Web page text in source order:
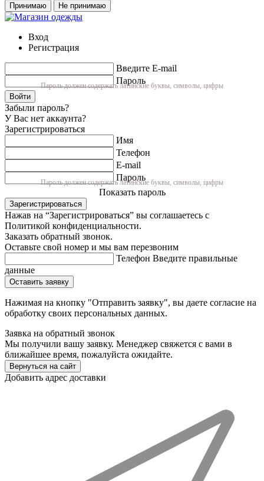
Принимаю Не принимаю
Вход
Регистрация
Введите E-mail
Пароль
Пароль должен содержать латинские буквы, символы, цифры
Войти
Забыли пароль?
У Вас нет аккаунта?
Зарегистрироваться
Имя
Телефон
E-mail
Пароль
Пароль должен содержать латинские буквы, символы, цифры
Показать пароль
Зарегистрироваться
Нажав на “Зарегистрироваться” вы соглашаетесь с
Политикой конфиденциальности.
Заказать обратный звонок.
Оставьте свой номер и мы вам перезвоним
Телефон Введите правильные
данные
Оставить заявку
Нажимая на кнопку "Отправить заявку", вы даете согласие на
обработку своих персональных данных.
Заявка на обратный звонок
Мы получили вашу заявку. Менеджер свяжется с вами в
ближайшее время, пожалуйста ожидайте.
Вернуться на сайт
Добавить адрес доставки